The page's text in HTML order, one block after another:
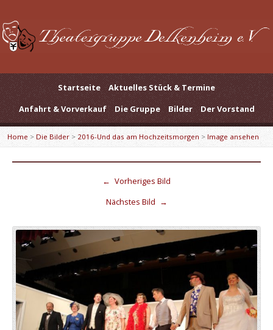
Startseite
Aktuelles Stück & Termine
Anfahrt & Vorverkauf
Die Gruppe Bilder Der Vorstand
Home > Die Bilder> 2016-Und das am Hochzeitsmorgen >Image ansehen
← Vorheriges Bild
Nächstes Bild →